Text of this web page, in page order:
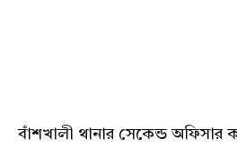
বাঁশখালী থানার সেকেন্ড অফিসার